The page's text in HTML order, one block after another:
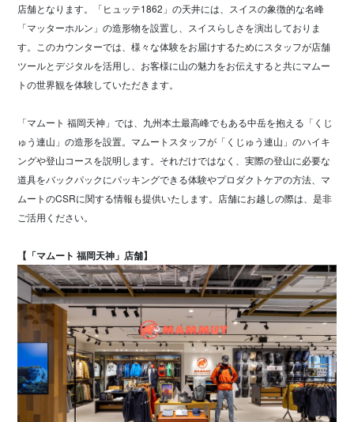
店舗となります。「ヒュッテ1862」の天井には、スイスの象徴的な名峰
「マッターホルン」の造形物を設置し、スイスらしさを演出しておりま
す。このカウンターでは、様々な体験をお届けするためにスタッフが店舗
ツールとデジタルを活用し、お客様に山の魅力をお伝えすると共にマムー
トの世界観を体験していただきます。
「マムート 福岡天神」では、九州本土最高峰でもある中岳を抱える「くじ
ゅう連山」の造形を設置。マムートスタッフが「くじゅう連山」のハイキ
ングや登山コースを説明します。それだけではなく、実際の登山に必要な
道具をバックパックにパッキングできる体験やプロダクトケアの方法、マ
ムートのCSRに関する情報も提供いたします。店舗にお越しの際は、是非
ご活用ください。
【「マムート 福岡天神」店舗】